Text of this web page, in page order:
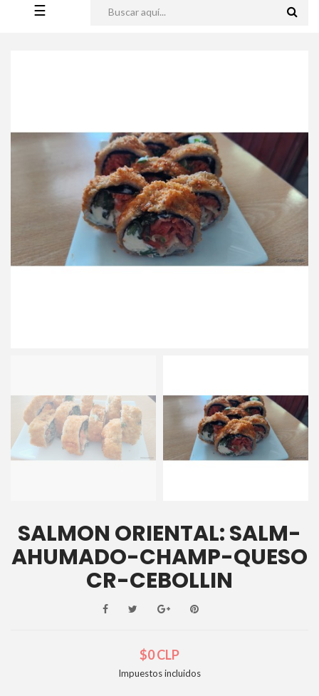
Toggle
☰
SALMON ORIENTAL: SALM-
AHUMADO-CHAMP-QUESO
CR-CEBOLLIN
$0 CLP
Impuestos incluidos